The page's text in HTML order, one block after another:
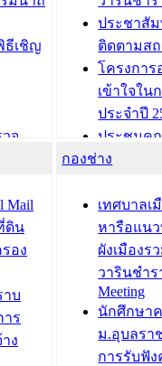
ธีเชิญ
จ
เตรี
ง
ยน
คลที่
ได้รับ
ประชาสัม
ติดตามส
โครงกา
เข้าใจใน
ประจำปี
ประชุมค
ความเสี่ย
ประชุมที
ชีวา สร้า
ขับเคลื่อน
“เมืองแห่
บทความ อื่นๆ ...
Mail
ดิน
อง
าบ
ร
ง
กองช่าง
เทศบาลเ
หารือแน
ผังเมืองร
วารินชำร
Meeting
นักศึกษา
ม.อุบลรา
การรับฟั